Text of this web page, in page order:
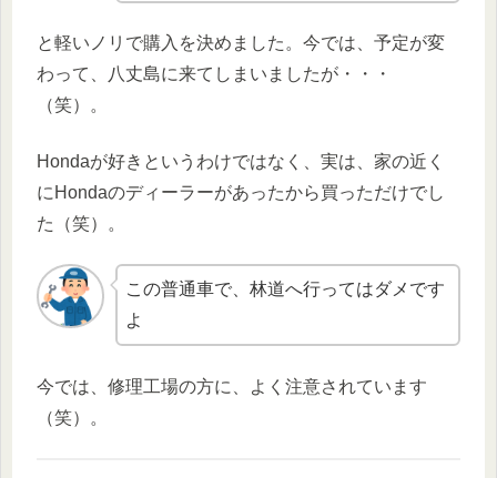
と軽いノリで購入を決めました。今では、予定が変
わって、八丈島に来てしまいましたが・・・
（笑）。
Hondaが好きというわけではなく、実は、家の近く
にHondaのディーラーがあったから買っただけでし
た（笑）。
この普通車で、林道へ行ってはダメです
よ
今では、修理工場の方に、よく注意されています
（笑）。